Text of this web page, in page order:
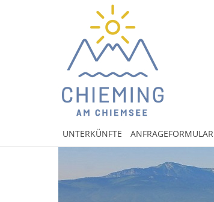
UNTERKÜNFTE ANFRAGEFORMULAR